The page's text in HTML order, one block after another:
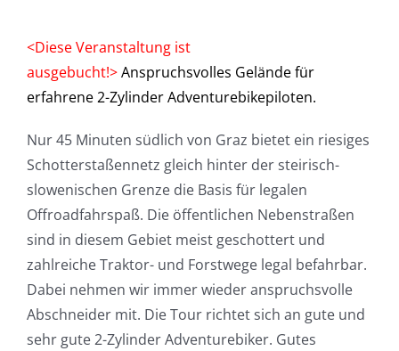
<Diese Veranstaltung ist
ausgebucht!>Anspruchsvolles Gelände für
erfahrene 2-Zylinder Adventurebikepiloten.
Nur 45 Minuten südlich von Graz bietet ein riesiges
Schotterstaßennetz gleich hinter der steirisch-
slowenischen Grenze die Basis für legalen
Offroadfahrspaß. Die öffentlichen Nebenstraßen
sind in diesem Gebiet meist geschottert und
zahlreiche Traktor- und Forstwege legal befahrbar.
Dabei nehmen wir immer wieder anspruchsvolle
Abschneider mit. Die Tour richtet sich an gute und
sehr gute 2-Zylinder Adventurebiker. Gutes